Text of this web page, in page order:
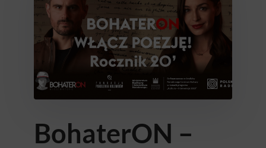
BohaterON –